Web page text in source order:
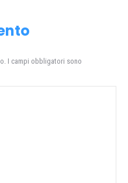
I campi obbligatori sono